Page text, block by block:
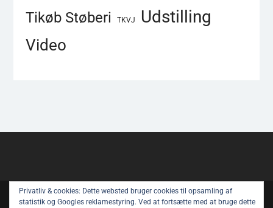
Tikøb Støberi TKVJ Udstilling
Video
Copyright © All rights reserved.
Privatliv & cookies: Dette websted bruger cookies til opsamling af
statistik og Googles reklamestyring. Ved at fortsætte med at bruge dette